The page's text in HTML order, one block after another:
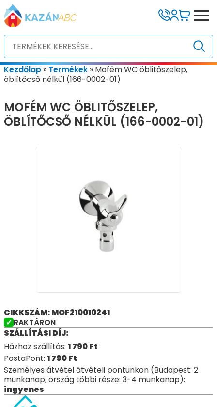
Kezdőlap » Termékek » Mofém WC öblitőszelep,
öblítőcső nélkül (166-0002-01)
MOFÉM WC ÖBLITŐSZELEP,
ÖBLÍTŐCSŐ NÉLKÜL (166-0002-01)
CIKKSZÁM: MOF210010241
RAKTÁRON
SZÁLLÍTÁSI DÍJ:
Házhoz szállítás: 1 790Ft
PostaPont: 1 790Ft
Személyes átvétel átvételi pontunkon (Budapest: 2
munkanap, ország többi része: 3-4 munkanap):
ingyenes